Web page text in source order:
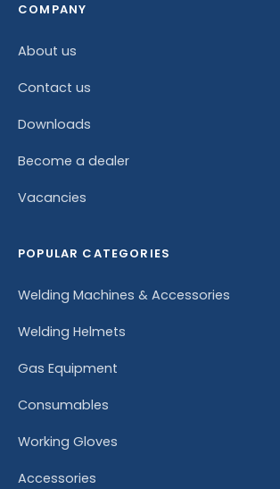
COMPANY
About us
Contact us
Downloads
Become a dealer
Vacancies
POPULAR CATEGORIES
Welding Machines & Accessories
Welding Helmets
Gas Equipment
Consumables
Working Gloves
Accessories